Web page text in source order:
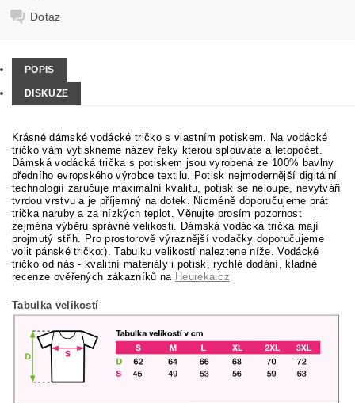
Dotaz
POPIS
DISKUZE
Krásné dámské vodácké tričko s vlastním potiskem. Na vodácké
tričko vám vytiskneme název řeky kterou splouváte a letopočet.
Dámská vodácká trička s potiskem jsou vyrobená ze 100% bavlny
předního evropského výrobce textilu. Potisk nejmodernější digitální
technologií zaručuje maximální kvalitu, potisk se neloupe, nevytváří
tvrdou vrstvu a je příjemný na dotek. Nicméně doporučujeme prát
trička naruby a za nízkých teplot. Věnujte prosím pozornost
zejména výběru správné velikosti. Dámská vodácká trička mají
projmutý střih. Pro prostorově výraznější vodačky doporučujeme
volit pánské tričko:). Tabulku velikostí naleztene níže. Vodácké
tričko od nás - kvalitní materiály i potisk, rychlé dodání, kladné
recenze ověřených zákazníků na Heureka.cz
Tabulka velikostí